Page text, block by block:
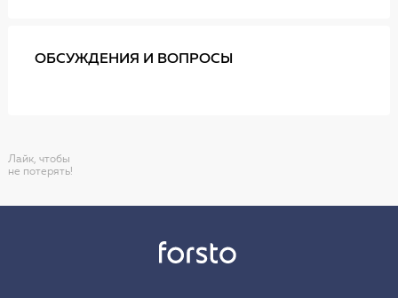
ОБСУЖДЕНИЯ И ВОПРОСЫ
Лайк, чтобы
не потерять!